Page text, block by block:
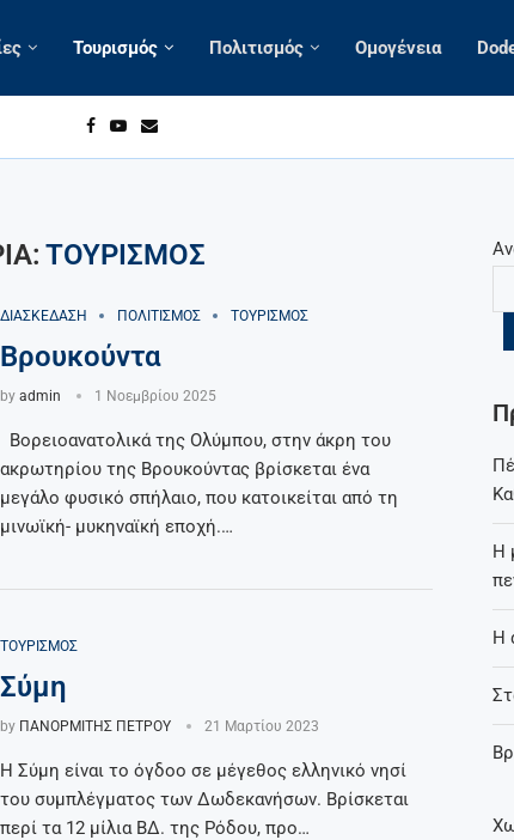
Τουρισμός Πολιτισμός Ομογένεια
ΤΟΥΡΙΣΜΌΣ
ΔΙΑΣΚΈΔΑΣΗ ΠΟΛΙΤΙΣΜΌΣ ΤΟΥΡΙΣΜΌΣ
Βρουκούντα
by admin 1 Νοεμβρίου 2025
Βορειοανατολικά της Ολύμπου, στην άκρη του
ακρωτηρίου της Βρουκούντας βρίσκεται ένα
μεγάλο φυσικό σπήλαιο, που κατοικείται από τη
μινωϊκή- μυκηναϊκή εποχή.…
ΤΟΥΡΙΣΜΌΣ
Σύμη
by ΠΑΝΟΡΜΙΤΗΣ ΠΕΤΡΟΥ 21 Μαρτίου 2023
Η Σύμη είναι το όγδοο σε μέγεθος ελληνικό νησί
του συμπλέγματος των Δωδεκανήσων. Βρίσκεται
περί τα 12 μίλια ΒΔ. της Ρόδου, προ…
Η
Η